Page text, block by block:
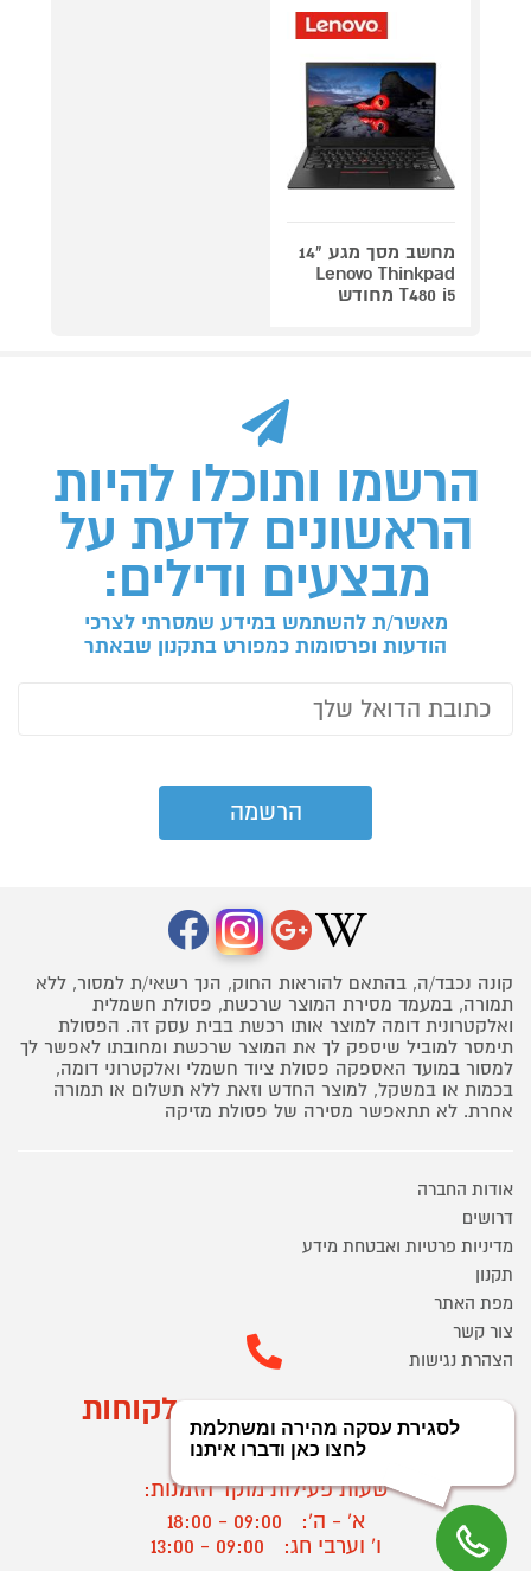
מחשב מסך מגע "14
Lenovo Thinkpad
T480 i5 מחודש
הרשמו ותוכלו להיות
הראשונים לדעת על
מבצעים ודילים:
מאשר/ת להשתמש במידע שמסרתי לצרכי
הודעות ופרסומות כמפורט בתקנון שבאתר
קונה נכבד/ה, בהתאם להוראות החוק, הנך רשאי/ת למסור, ללא
תמורה, במעמד מסירת המוצר שרכשת, פסולת חשמלית
ואלקטרונית דומה למוצר אותו רכשת בבית עסק זה. הפסולת
תימסר למוביל שיספק לך את המוצר שרכשת ומחובתו לאפשר לך
למסור במועד האספקה פסולת ציוד חשמלי ואלקטרוני דומה,
בכמות או במשקל, למוצר החדש וזאת ללא תשלום או תמורה
אחרת. לא תתאפשר מסירה של פסולת מזיקה
אודות החברה
דרושים
מדיניות פרטיות ואבטחת מידע
תקנון
מפת האתר
צור קשר
הצהרת נגישות
מוקד הזמנות ושירות לקוחות
03-9545370
שעות פעילות מוקד הזמנות:
א' - ה':
09:00 - 18:00
ו' וערבי חג:
09:00 - 13:00